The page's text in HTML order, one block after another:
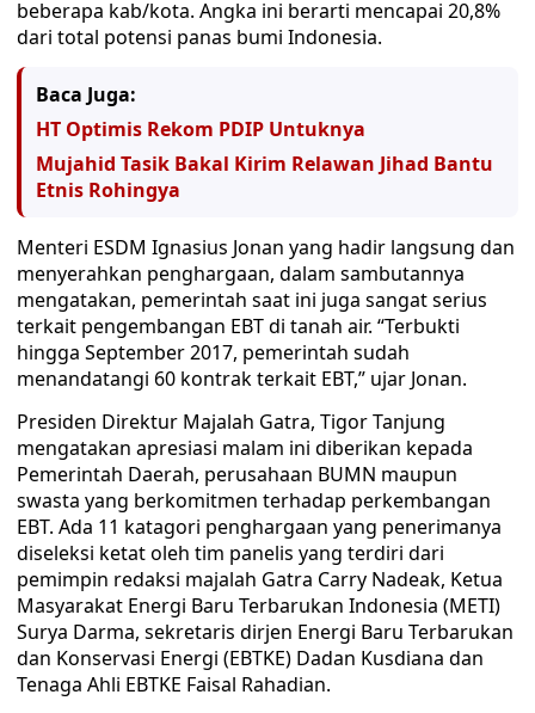
beberapa kab/kota. Angka ini berarti mencapai 20,8%
dari total potensi panas bumi Indonesia.
Baca Juga:
HT Optimis Rekom PDIP Untuknya
Mujahid Tasik Bakal Kirim Relawan Jihad Bantu
Etnis Rohingya
Menteri ESDM Ignasius Jonan yang hadir langsung dan
menyerahkan penghargaan, dalam sambutannya
mengatakan, pemerintah saat ini juga sangat serius
terkait pengembangan EBT di tanah air. “Terbukti
hingga September 2017, pemerintah sudah
menandatangi 60 kontrak terkait EBT,” ujar Jonan.
Presiden Direktur Majalah Gatra, Tigor Tanjung
mengatakan apresiasi malam ini diberikan kepada
Pemerintah Daerah, perusahaan BUMN maupun
swasta yang berkomitmen terhadap perkembangan
EBT. Ada 11 katagori penghargaan yang penerimanya
diseleksi ketat oleh tim panelis yang terdiri dari
pemimpin redaksi majalah Gatra Carry Nadeak, Ketua
Masyarakat Energi Baru Terbarukan Indonesia (METI)
Surya Darma, sekretaris dirjen Energi Baru Terbarukan
dan Konservasi Energi (EBTKE) Dadan Kusdiana dan
Tenaga Ahli EBTKE Faisal Rahadian.